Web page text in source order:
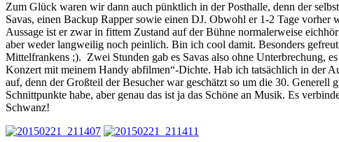
Zum Glück waren wir dann auch pünktlich in der Posthalle, denn der
Savas, einen Backup Rapper sowie einen DJ. Obwohl er 1-2 Tage vorher
Aussage ist er zwar in fittem Zustand auf der Bühne normalerweise
aber weder langweilig noch peinlich. Bin ich cool damit. Besonders
Mittelfrankens ;). Zwei Stunden gab es Savas also ohne Unterbrechung,
Konzert mit meinem Handy abfilmen“-Dichte. Hab ich tatsächlich in der
auf, denn der Großteil der Besucher war geschätzt so um die 30.
Schnittpunkte habe, aber genau das ist ja das Schöne an Musik. Es
Schwanz!